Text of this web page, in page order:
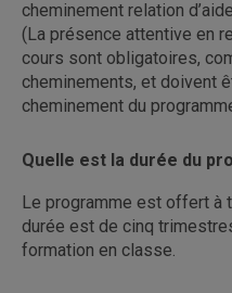
cheminement relation
(La présence attentive en
cours sont obligatoires,
cheminements, et doivent
cheminement du
Quelle est la durée du
Le programme est offert à
durée est de cinq
formation en classe.